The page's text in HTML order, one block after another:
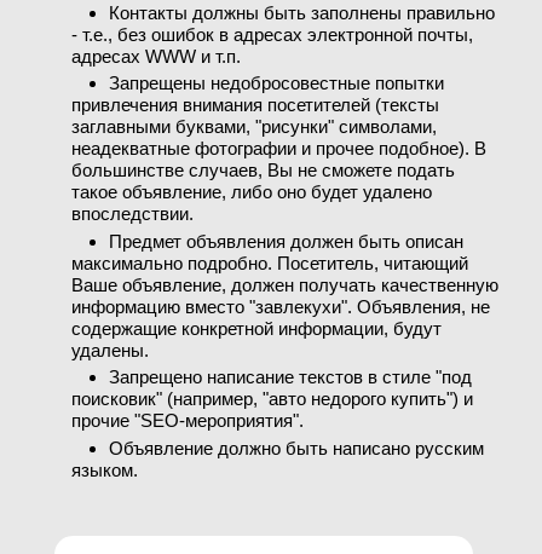
Контакты должны быть заполнены правильно
- т.е., без ошибок в адресах электронной почты,
адресах WWW и т.п.
Запрещены недобросовестные попытки
привлечения внимания посетителей (тексты
заглавными буквами, "рисунки" символами,
неадекватные фотографии и прочее подобное). В
большинстве случаев, Вы не сможете подать
такое объявление, либо оно будет удалено
впоследствии.
Предмет объявления должен быть описан
максимально подробно. Посетитель, читающий
Ваше объявление, должен получать качественную
информацию вместо "завлекухи". Объявления, не
содержащие конкретной информации, будут
удалены.
Запрещено написание текстов в стиле "под
поисковик" (например, "авто недорого купить") и
прочие "SEO-мероприятия".
Объявление должно быть написано русским
языком.